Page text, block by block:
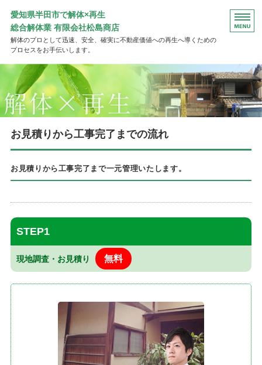
愛知県半田市で解体×再生
総合解体業 有限会社松島商店
解体のプロとして迅速、安全、確実に不動産価値への再生へ導くための
プロセスをお手伝いします。
ＴＯＰ
工事完了までの流れ
会社概要
お問い合わせ
お見積りから工事完了までの流れ
お見積りから工事完了まで一元管理いたします。
STEP1
現地調査・お見積り 無料